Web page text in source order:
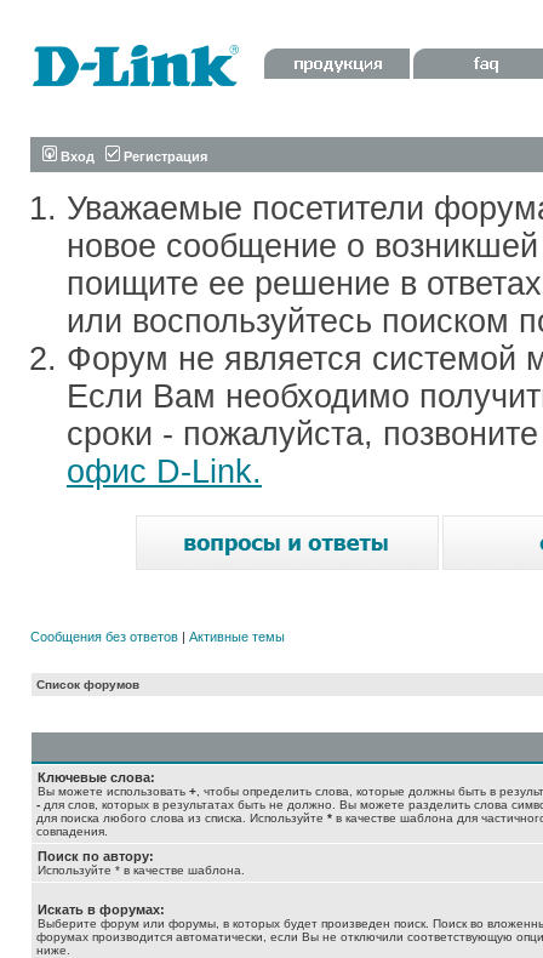
Вход Регистрация
Уважаемые посетители
новое сообщение о
поищите ее решение в
или воспользуйтесь поиском
Форум не является системой
Если Вам необходимо
сроки - пожалуйста,
офис D-Link.
Сообщения без ответов | Активные темы
Список форумов
Ключевые слова:
Вы можете использовать + , чтобы определить слова, которые должны быть в
- для слов, которых в результатах быть не должно. Вы можете разделить слова
для поиска любого слова из списка. Используйте * в качестве шаблона для
совпадения.
Поиск по автору:
Используйте * в качестве шаблона.
Искать в форумах:
Выберите форум или форумы, в которых будет произведен поиск. Поиск во
форумах производится автоматически, если Вы не отключили соответствующую
ниже.